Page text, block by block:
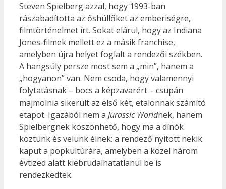
Steven Spielberg azzal, hogy 1993-ban
rászabadította az őshüllőket az emberiségre,
filmtörténelmet írt. Sokat elárul, hogy az Indiana
Jones-filmek mellett ez a másik franchise,
amelyben újra helyet foglalt a rendezői székben.
A hangsúly persze most sem a „min”, hanem a
„hogyanon” van. Nem csoda, hogy valamennyi
folytatásnak – bocs a képzavarért – csupán
majmolnia sikerült az első két, etalonnak számító
etapot. Igazából nem a Jurassic Worldnek, hanem
Spielbergnek köszönhető, hogy ma a dínók
köztünk és velünk élnek: a rendező nyitott nekik
kaput a popkultúrára, amelyben a közel három
évtized alatt kiebrudalhatatlanul be is
rendezkedtek.